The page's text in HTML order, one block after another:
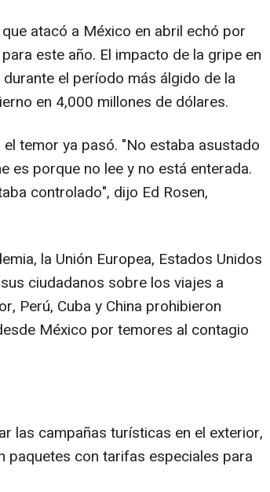
atacó a México en abril echó por
este año. El impacto de la gripe en
el período más álgido de la
en 4,000 millones de dólares.
temor ya pasó. "No estaba asustado
es porque no lee y no está enterada.
controlado", dijo Ed Rosen,
la Unión Europea, Estados Unidos
ciudadanos sobre los viajes a
Perú, Cuba y China prohibieron
México por temores al contagio
las campañas turísticas en el exterior,
con tarifas especiales para